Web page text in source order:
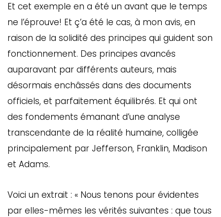
Et cet exemple en a été un avant que le temps
ne l’éprouve! Et ç’a été le cas, à mon avis, en
raison de la solidité des principes qui guident son
fonctionnement. Des principes avancés
auparavant par différents auteurs, mais
désormais enchâssés dans des documents
officiels, et parfaitement équilibrés. Et qui ont
des fondements émanant d’une analyse
transcendante de la réalité humaine, colligée
principalement par Jefferson, Franklin, Madison
et Adams.
Voici un extrait : « Nous tenons pour évidentes
par elles-mêmes les vérités suivantes : que tous